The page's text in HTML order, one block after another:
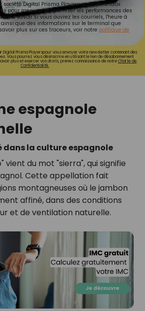
société Digital Prisma Players analyse le taux
pour mesurer et optimiser les performances des
savoir si vous ouvrez les courriels, l'heure à
que des informations sur le terminal que
plus sur ces traceurs, voir notre politique de
Digital Prisma Playerspour vous envoyer votre newsletter contenant des
Vous pourrez vous désinscrire en utilisant le lien de désabonnement
plus et exercer vos droits, prenez connaissance de notreCharte de
Confidentialité.
espagnole
dans la culture espagnole
vient du mot "sierra", qui signifie
Cette appellation fait
montagneuses où le jambon
affiné, dans des conditions
et de ventilation naturelle.